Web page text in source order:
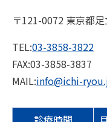
〒121-0072 東京都
TEL:03-3858-3822
FAX:03-3858-3837
MAIL:info@ichi-